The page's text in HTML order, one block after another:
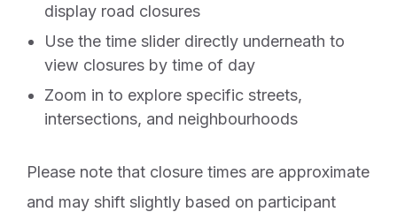
display road closures
Use the time slider directly underneath to
view closures by time of day
Zoom in to explore specific streets,
intersections, and neighbourhoods
Please note that closure times are approximate
and may shift slightly based on participant